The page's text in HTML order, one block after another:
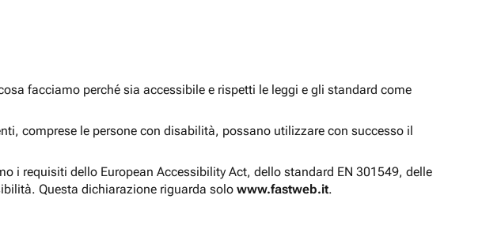
facciamo perché sia accessibile e rispetti le leggi e gli standard come
comprese le persone con disabilità, possano utilizzare con successo il
i requisiti dello European Accessibility Act, dello standard EN 301549, delle
Questa dichiarazione riguarda solo www.fastweb.it.